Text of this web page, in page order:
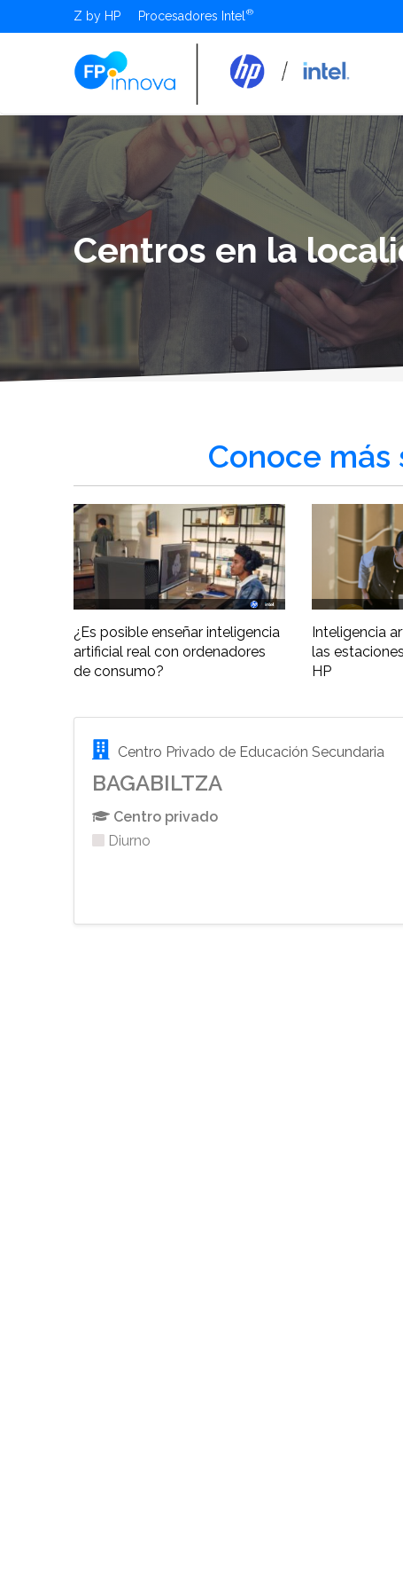
Z by HP Procesadores Intel
Centros en la
Conoce más
¿Es posible enseñar inteligencia
artificial real con ordenadores
de consumo?
Inteligencia
las
HP
Centro Privado de Educación Secundaria
BAGABILTZA
Centro privado
Diurno